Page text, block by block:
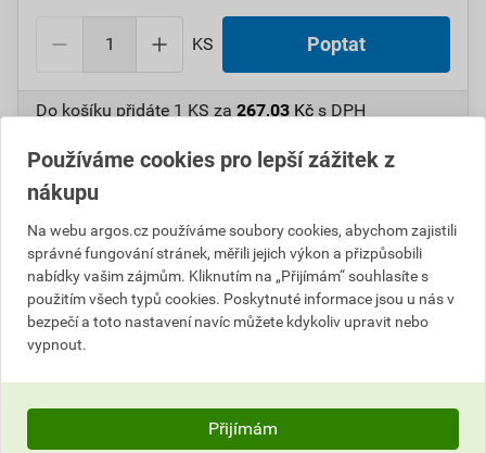
KS Poptat
Do košíku přidáte 1 KS za 267,03 Kč s DPH
Číslo položky:
Výrobky značky:
Popis
GPH 150 X 16 KU-F Oko Cu plné, bez pocínování
Informace o ceně
Používáme cookies pro lepší zážitek z
nákupu
Na webu argos.cz používáme soubory cookies, abychom zajistili
správné fungování stránek, měřili jejich výkon a přizpůsobili
nabídky vašim zájmům. Kliknutím na „Přijímám“ souhlasíte s
použitím všech typů cookies. Poskytnuté informace jsou u nás v
bezpečí a toto nastavení navíc můžete kdykoliv upravit nebo
vypnout.
Přijímám